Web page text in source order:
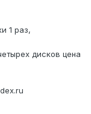
1 раз,
дисков цена